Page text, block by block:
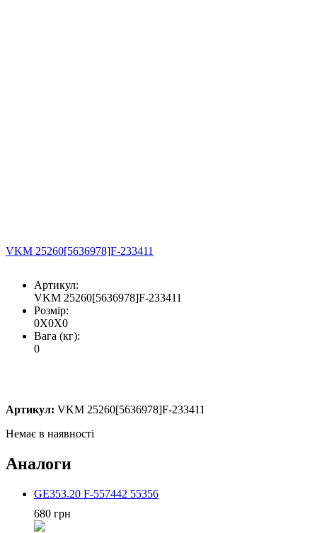
VKM 25260[5636978]F-233411
Артикул:
VKM 25260[5636978]F-233411
Розмір:
0X0X0
Вага (кг):
0
Артикул: VKM 25260[5636978]F-233411
Немає в наявності
Аналоги
GE353.20 F-557442 55356
680 грн